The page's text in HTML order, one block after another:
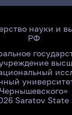
науки и
РФ
Чернышевского»
Saratov